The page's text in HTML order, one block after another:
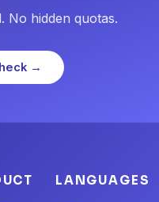
No hidden quotas.
→
LANGUAGES